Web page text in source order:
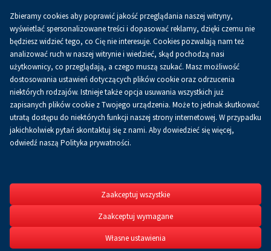
0.00 złKoszykPL
IV Międzynarodowe Targi
21-
Zbieramy cookies aby poprawić jakość przeglądania naszej witryny,
wyświetlać spersonalizowane treści i dopasować reklamy, dzięki czemu nie
będziesz widzieć tego, co Cię nie interesuje. Cookies pozwalają nam też
analizować ruch w naszej witrynie i wiedzieć, skąd pochodzą nasi
użytkownicy, co przeglądają, a czego muszą szukać. Masz możliwość
dostosowania ustawień dotyczących plików cookie oraz odrzucenia
niektórych rodzajów. Istnieje także opcja usuwania wszystkich już
zapisanych plików cookie z Twojego urządzenia. Może to jednak skutkować
utratą dostępu do niektórych funkcji naszej strony internetowej. W przypadku
jakichkolwiek pytań skontaktuj się z nami. Aby dowiedzieć się więcej,
odwiedź naszą Polityka prywatności.
Zaakceptuj wszystkie
Zaakceptuj wymagane
Własne ustawienia